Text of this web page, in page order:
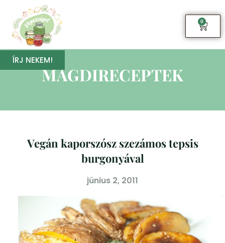
0
ÍRJ NEKEM!
MAGDIRECEPTEK
Vegán kaporszósz szezámos tepsis
burgonyával
június 2, 2011